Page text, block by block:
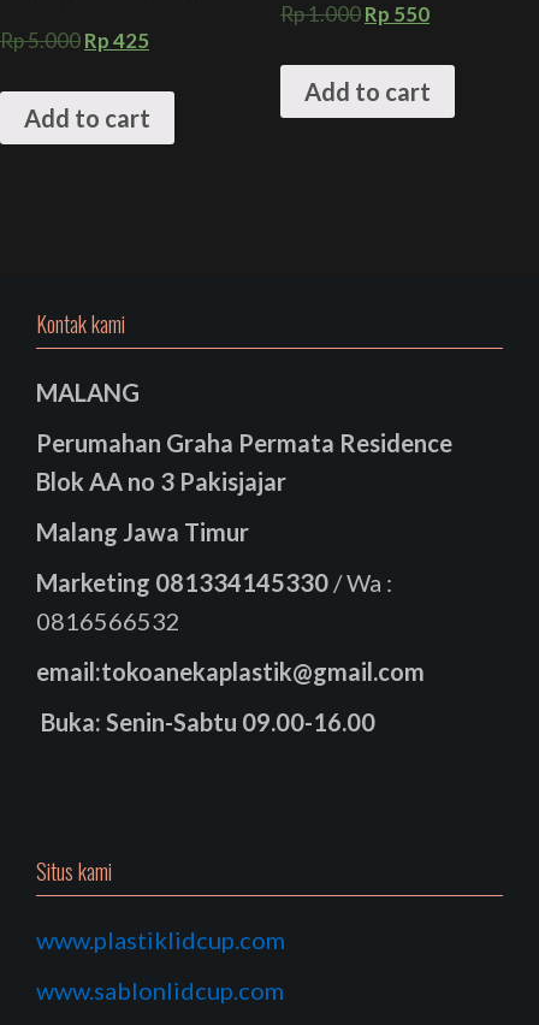
Rp5.000Rp425
Add to cart
Rp1.000Rp 550
Add to cart
Kontak kami
MALANG
Perumahan Graha Permata Residence
Blok AA no 3 Pakisjajar
Malang Jawa Timur
Marketing 081334145330 / Wa :
0816566532
email:tokoanekaplastik@gmail.com
Buka: Senin-Sabtu 09.00-16.00
Situs kami
www.plastiklidcup.com
www.sablonlidcup.com